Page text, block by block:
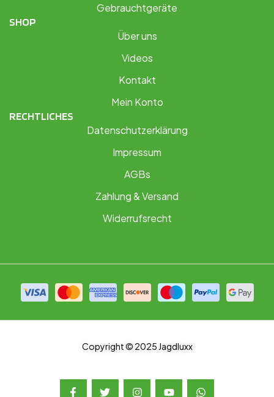
Gebrauchtgeräte
SHOP
Über uns
Videos
Kontakt
Mein Konto
RECHTLICHES
Datenschutzerklärung
Impressum
AGBs
Zahlung & Versand
Widerrufsrecht
Copyright © 2025 Jagdluxx